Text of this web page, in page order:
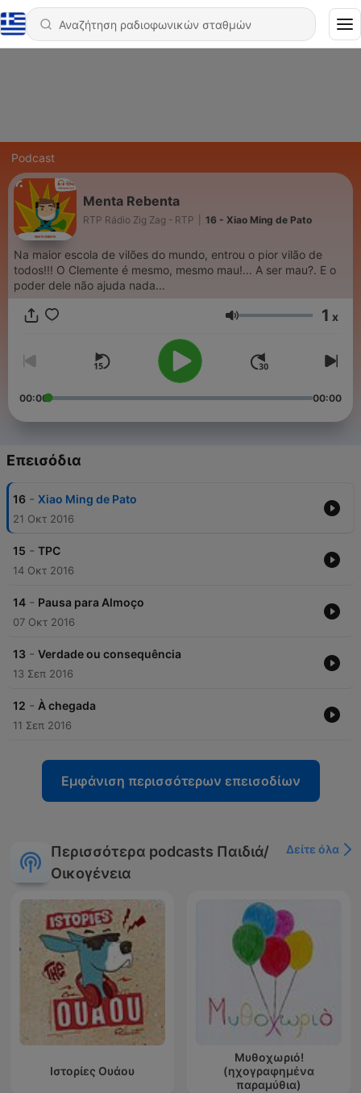
Podcast
Menta Rebenta
RTP Rádio Zig Zag - RTP 16 - Xiao Ming de Pato
Na maior escola de vilões do mundo, entrou o pior vilão de
todos!!! O Clemente é mesmo, mesmo mau!... A ser mau?. E o
poder dele não ajuda nada...
Ένταση 1 x
00:00 00:00
Επεισόδια
16 - Xiao Ming de Pato
21 Οκτ 2016
15 - TPC
14 Οκτ 2016
14 - Pausa para Almoço
07 Οκτ 2016
13 - Verdade ou consequência
13 Σεπ 2016
12 - À chegada
11 Σεπ 2016
Εμφάνιση περισσότερων επεισοδίων
Περισσότερα podcasts Παιδιά/
Οικογένεια
Δείτε όλα
Ιστορίες Ουάου
Μυθοχωριό!
(ηχογραφημένα
παραμύθια)